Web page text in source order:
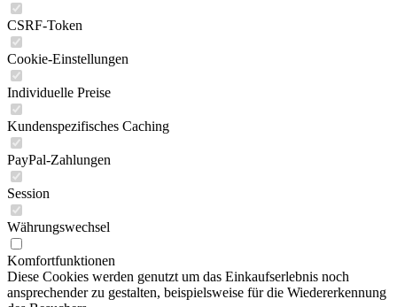
CSRF-Token
Cookie-Einstellungen
Individuelle Preise
Kundenspezifisches Caching
PayPal-Zahlungen
Session
Währungswechsel
Komfortfunktionen
Diese Cookies werden genutzt um das Einkaufserlebnis noch
ansprechender zu gestalten, beispielsweise für die Wiedererkennung